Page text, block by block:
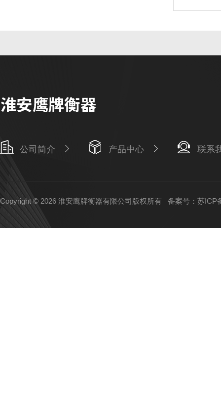
公司简介 产品中心 联系
Copyright © 2026 淮安鹰牌衡器有限公司版权所有 备案号：苏ICP